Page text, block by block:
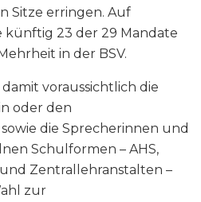
Sitze erringen. Auf
künftig 23 der 29 Mandate
in der BSV.
voraussichtlich die
oder den
die Sprecherinnen und
Schulformen – AHS,
Zentrallehranstalten –
zur